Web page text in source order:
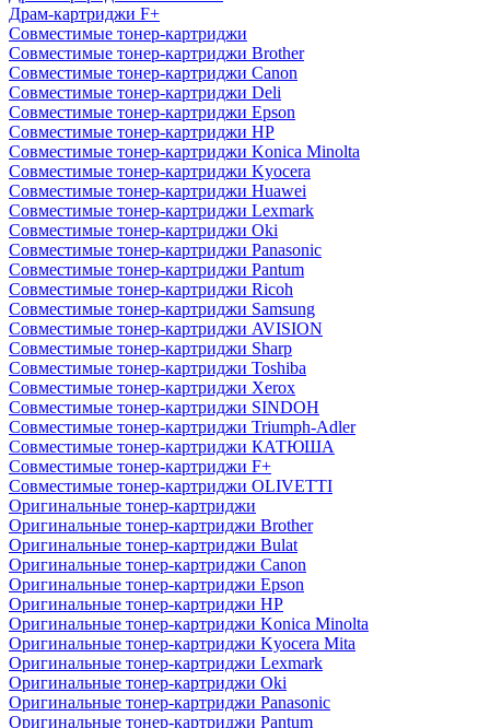
Драм-картриджи F+
Совместимые тонер-картриджи
Совместимые тонер-картриджи Brother
Совместимые тонер-картриджи Canon
Совместимые тонер-картриджи Deli
Совместимые тонер-картриджи Epson
Совместимые тонер-картриджи HP
Совместимые тонер-картриджи Konica Minolta
Совместимые тонер-картриджи Kyocera
Совместимые тонер-картриджи Huawei
Совместимые тонер-картриджи Lexmark
Совместимые тонер-картриджи Oki
Совместимые тонер-картриджи Panasonic
Совместимые тонер-картриджи Pantum
Совместимые тонер-картриджи Ricoh
Совместимые тонер-картриджи Samsung
Совместимые тонер-картриджи AVISION
Совместимые тонер-картриджи Sharp
Совместимые тонер-картриджи Toshiba
Совместимые тонер-картриджи Xerox
Совместимые тонер-картриджи SINDOH
Совместимые тонер-картриджи Triumph-Adler
Совместимые тонер-картриджи КАТЮША
Совместимые тонер-картриджи F+
Совместимые тонер-картриджи OLIVETTI
Оригинальные тонер-картриджи
Оригинальные тонер-картриджи Brother
Оригинальные тонер-картриджи Bulat
Оригинальные тонер-картриджи Canon
Оригинальные тонер-картриджи Epson
Оригинальные тонер-картриджи HP
Оригинальные тонер-картриджи Konica Minolta
Оригинальные тонер-картриджи Kyocera Mita
Оригинальные тонер-картриджи Lexmark
Оригинальные тонер-картриджи Oki
Оригинальные тонер-картриджи Panasonic
Оригинальные тонер-картриджи Pantum